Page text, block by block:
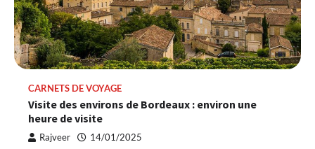
CARNETS DE VOYAGE
Visite des environs de Bordeaux : environ une
heure de visite
Rajveer 14/01/2025